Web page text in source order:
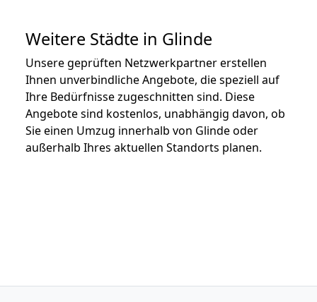
Weitere Städte in Glinde
Unsere geprüften Netzwerkpartner erstellen
Ihnen unverbindliche Angebote, die speziell auf
Ihre Bedürfnisse zugeschnitten sind. Diese
Angebote sind kostenlos, unabhängig davon, ob
Sie einen Umzug innerhalb von Glinde oder
außerhalb Ihres aktuellen Standorts planen.